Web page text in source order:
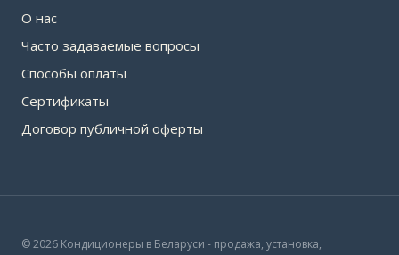
О нас
Часто задаваемые вопросы
Способы оплаты
Сертификаты
Договор публичной оферты
© 2026 Кондиционеры в Беларуси - продажа, установка,